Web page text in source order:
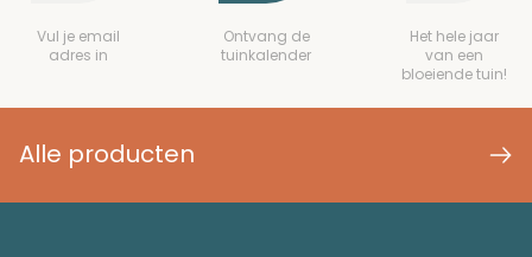
Vul je email
adres in
Ontvang de
tuinkalender
Het hele jaar
van een
bloeiende tuin!
Alle producten